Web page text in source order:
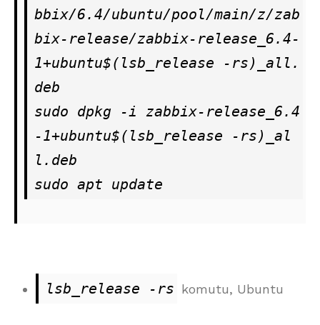
bbix/6.4/ubuntu/pool/main/z/zab
bix-release/zabbix-release_6.4-
1+ubuntu$(lsb_release -rs)_all.
deb
sudo dpkg -i zabbix-release_6.4
-1+ubuntu$(lsb_release -rs)_al
l.deb
sudo apt update
lsb_release -rs komutu, Ubuntu